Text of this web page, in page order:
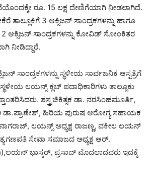
ರೂ. 15 ಲಕ್ಷ ದೇಣಿಗೆಯಾಗಿ ನೀಡಲಾಗಿದೆ.
ತಾಲ್ಲೂಕಿಗೆ 3 ಆಕ್ಸಿಜನ್ ಸಾಂದ್ರಕಗಳನ್ನು ಹಾಗೂ
2 ಆಕ್ಸಿಜನ್ ಸಾಂದ್ರಕಗಳನ್ನು ಕೋವಿಡ್ ಸೋಂಕಿತರ
ನೀಡಿದ್ದಾರೆ.
ಸಾಂದ್ರಕಗಳನ್ನು ಸ್ಥಳೀಯ ಸಾರ್ವಜನಿಕ ಆಸ್ಪತ್ರೆಗೆ
ಲಯನ್ಸ್ ಕ್ಲಬ್ ಪದಾಧಿಕಾರಿಗಳು ತಾಲ್ಲೂಕು
ಶಸ್ತ್ರಚಿಕಿತ್ಸಕ ಡಾ. ನರಸಿಂಹಮೂರ್ತಿ,
ಡಾ.ಪ್ರಾಣೇಶ್, ಹಿರಿಯ ಪುರುಷ ಆರೋಗ್ಯ ಸಹಾಯಕ
ಲಯನ್ಸ್ ಅಧ್ಯಕ್ಷ ರಾಜಣ್ಣ, ವಕೀಲ ಲಯನ್
ಸೇವಾ ಸಮಾಜದ ಅಧ್ಯಕ್ಷ ಆರ್.
ಭಾಸ್ಕರ್, ಪ್ರಸಾದ್ ಮೊದಲಾದವರು ಇದಕ್ಕೆ